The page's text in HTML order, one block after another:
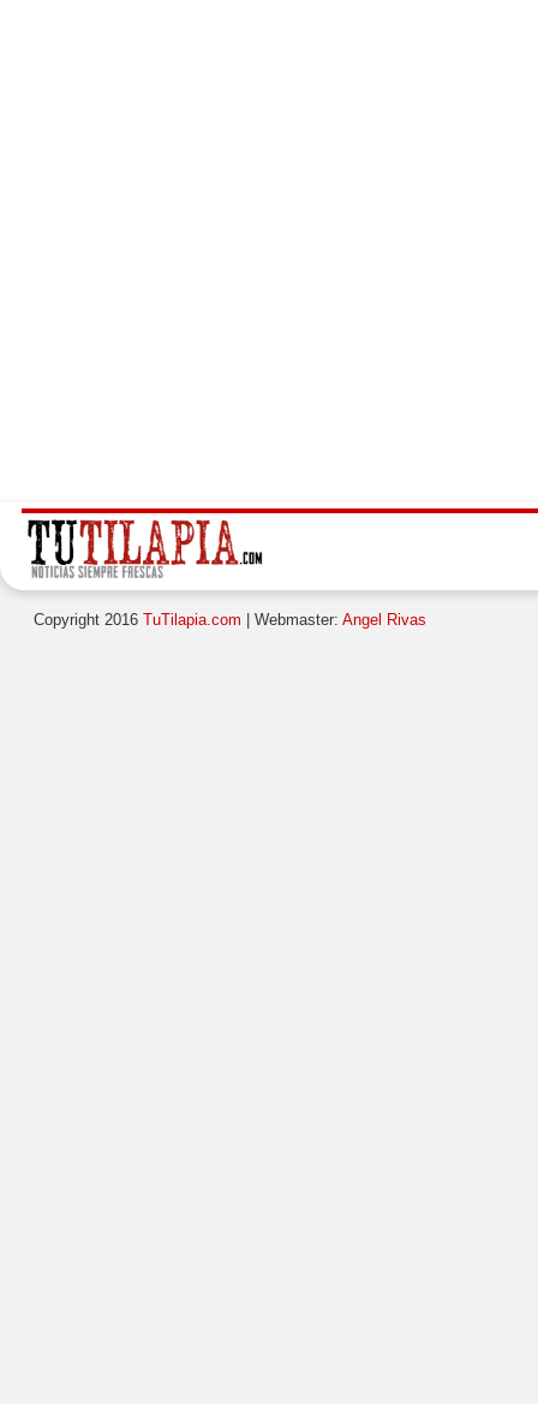
Copyright 2016 TuTilapia.com | Webmaster: Angel Rivas